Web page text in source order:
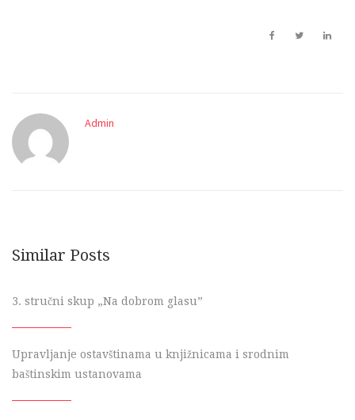
Admin
Similar Posts
3. stručni skup „Na dobrom glasu”
Upravljanje ostavštinama u knjižnicama i srodnim
baštinskim ustanovama